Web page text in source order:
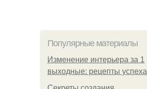
Популярные материалы
Изменение интерьера за 1
выходные: рецепты успеха